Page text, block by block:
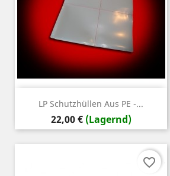
LP Schutzhüllen Aus PE -...
Preis
22,00 € (Lagernd)
favorite_border